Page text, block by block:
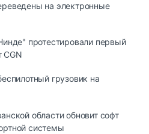
на электронные
протестировали первый
CGN
грузовик на
области обновит софт
системы